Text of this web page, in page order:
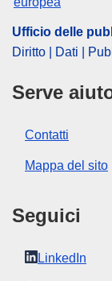
Ufficio delle
Diritto | Dati |
Serve
Contatti
Mappa del sito
Seguici
LinkedIn